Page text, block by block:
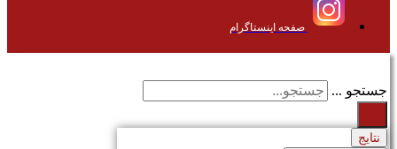
صفحه اینستاگرام
جستجو ...
نتایج